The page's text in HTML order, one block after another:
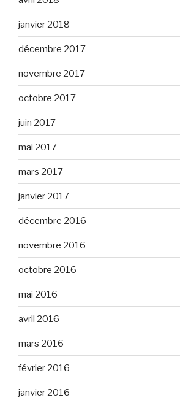
janvier 2018
décembre 2017
novembre 2017
octobre 2017
juin 2017
mai 2017
mars 2017
janvier 2017
décembre 2016
novembre 2016
octobre 2016
mai 2016
avril 2016
mars 2016
février 2016
janvier 2016